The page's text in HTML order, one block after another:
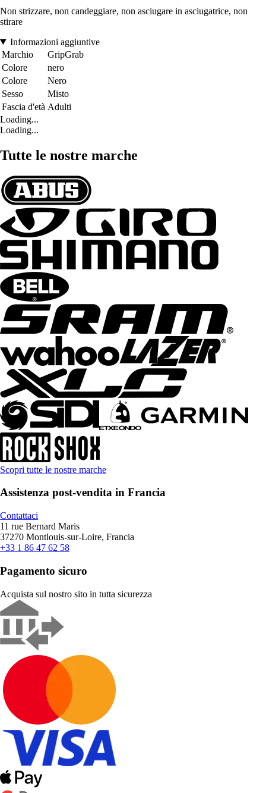
Non strizzare, non candeggiare, non asciugare in asciugatrice, non
stirare
Informazioni aggiuntive
Marchio
GripGrab
Colore
nero
Colore
Nero
Sesso
Misto
Fascia d'età Adulti
Loading...
Loading...
Tutte le nostre marche
Scopri tutte le nostre marche
Assistenza post-vendita in Francia
Contattaci
11 rue Bernard Maris
37270 Montlouis-sur-Loire, Francia
+33 1 86 47 62 58
Pagamento sicuro
Acquista sul nostro sito in tutta sicurezza